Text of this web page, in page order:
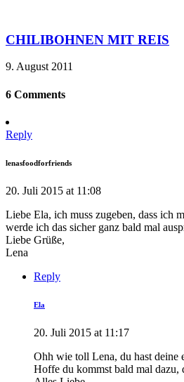
CHILIBOHNEN MIT REIS
9. August 2011
6 Comments
Reply
lenasfoodforfriends
20. Juli 2015 at 11:08
Liebe Ela, ich muss zugeben, dass ich
werde ich das sicher ganz bald mal
Liebe Grüße,
Lena
Reply
Ela
20. Juli 2015 at 11:17
Ohh wie toll Lena, du hast deine
Hoffe du kommst bald mal dazu,